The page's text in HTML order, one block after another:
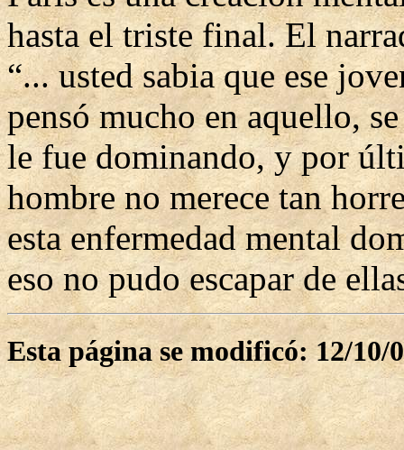
hasta el triste final. El
“... usted sabia que ese
pensó mucho en aquello,
le fue dominando, y por
hombre no merece tan
esta enfermedad mental
eso no pudo escapar de
Esta página se modificó: 12/10/